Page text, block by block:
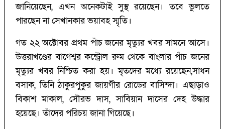
জানিয়েছেন, এখন অনেকটাই সুস্থ রয়েছেন। তবে ভুলতে
পারছেন না সেখানকার ভয়াবহ স্মৃতি।
গত ২২ অক্টোবর প্রথম পাঁচ জনের মৃত্যুর খবর সামনে আসে।
উত্তরাখণ্ডের বাগেশ্বর কন্ট্রোল রুম থেকে বাংলার পাঁচ জনের
মৃত্যুর খবর নিশ্চিত করা হয়। মৃতদের মধ্যে রয়েছেন,সাধন
বসাক, তিনি ঠাকুরপুকুর জায়গীর রোডের বাসিন্দা। এছাড়াও
বিকাশ মাকাল, সৌরভ দাস, সাবিয়ান দাসের দেহ উদ্ধার
হয়েছে। তাঁদের পরিচয় জানা গিয়েছে।